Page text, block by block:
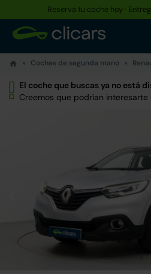
Reserva tu coche hoy ·
Coches de segunda mano
El coche que buscas ya no está
Creemos que podrían interesarte